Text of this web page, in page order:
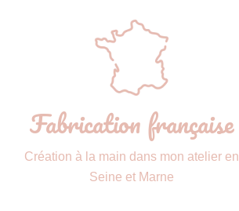
Fabrication française
Création à la main dans mon atelier en
Seine et Marne